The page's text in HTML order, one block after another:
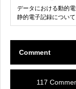
データにおける動的
静的電子記録について
Comment
117